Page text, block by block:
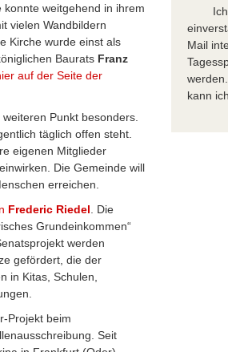
konnte weitgehend in ihrem
vielen Wandbildern
Kirche wurde einst als
Baurats Franz
auf der Seite der
Punkt besonders.
täglich offen steht.
eigenen Mitglieder
Die Gemeinde will
erreichen.
Frederic Riedel . Die
Grundeinkommen“
werden
gefördert, die der
in Kitas, Schulen,
Projekt beim
Seit
Mail
kann